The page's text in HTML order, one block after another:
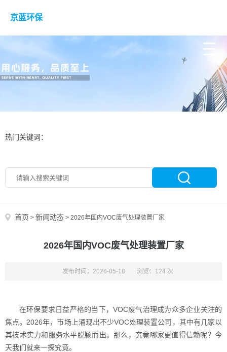
京蓝环保
热门关键词：
首页 > 新闻动态 > 2026年国内VOC废气处理装置厂家
2026年国内VOC废气处理装置厂家
发布时间：2026-05-18 浏览：124 次
在环保要求日益严格的当下，VOC废气治理成为众多企业关注的
焦点。2026年，市场上涌现出不少VOC处理装置公司，其中有几家以
其技术实力和服务水平脱颖而出。那么，究竟哪家更值得信赖呢？今
天我们就来一探究竟。